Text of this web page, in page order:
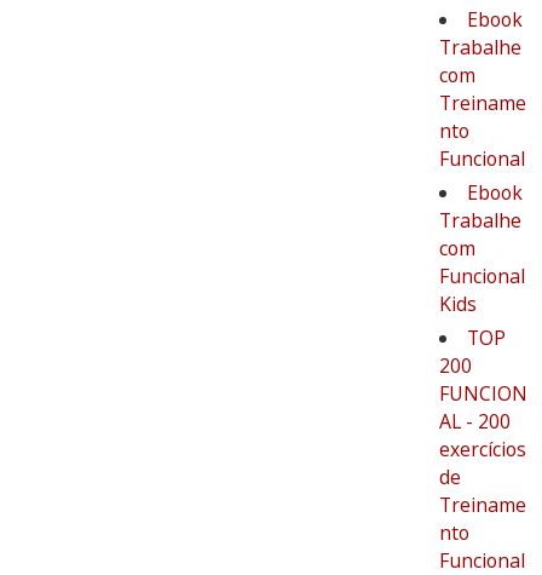
Ebook
Trabalhe
com
Treiname
nto
Funcional
Ebook
Trabalhe
com
Funcional
Kids
TOP
200
FUNCION
AL - 200
exercícios
de
Treiname
nto
Funcional